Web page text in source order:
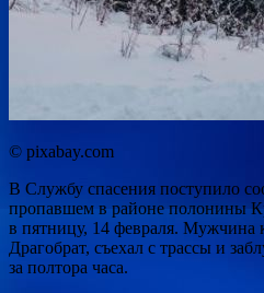
© pixabay.com
В Службу спасения поступило
пропавшем в районе полонины
в пятницу, 14 февраля. Мужчина
Драгобрат, съехал с трассы и
за полтора часа.